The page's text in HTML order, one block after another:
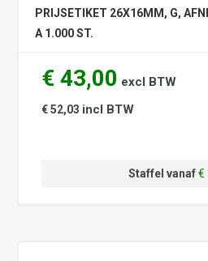
PRIJSETIKET 26X16MM, G,
A 1.000 ST.
€ 43,00 excl BTW
€ 52,03 incl BTW
Staffel vanaf€